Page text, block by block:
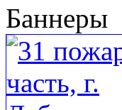
Баннеры